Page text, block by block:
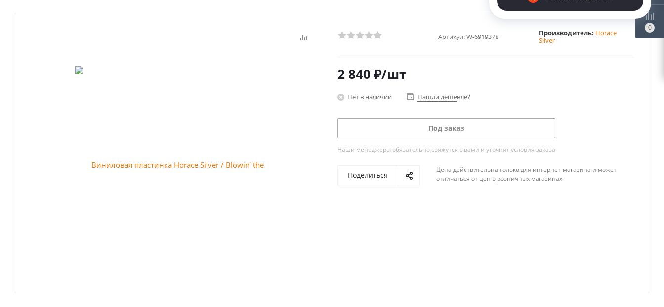
Артикул:W-6919378 Производитель: Horace
Silver
2 840 ₽/шт
Нет в наличии Нашли дешевле?
Под заказ
Наши менеджеры обязательно свяжутся с вами и уточнят условия заказа
Поделиться
Цена действительна только для интернет-магазина и может
отличаться от цен в розничных магазинах
0